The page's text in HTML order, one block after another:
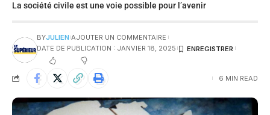
La société civile est une voie possible pour l’avenir
BYJULIEN AJOUTER UN COMMENTAIRE
DATE DE PUBLICATION : JANVIER 18, 2025
6 MIN READ